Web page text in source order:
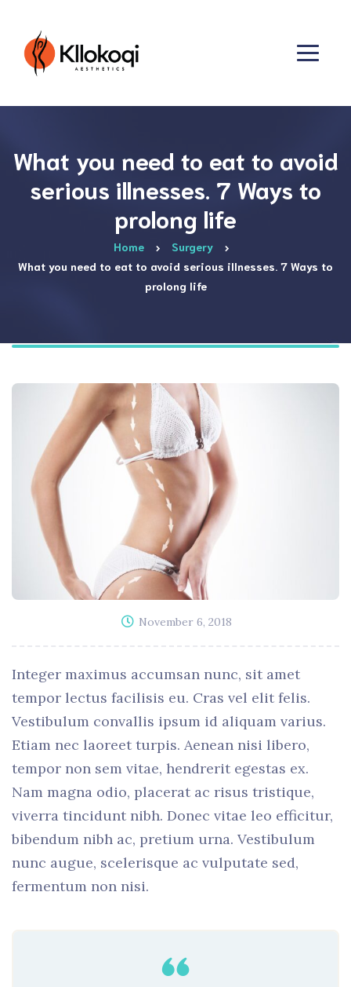
What you need to eat to avoid
serious illnesses. 7 Ways to
prolong life
Home
Surgery
What you need to eat to avoid serious illnesses. 7 Ways to
prolong life
November 6, 2018
Integer maximus accumsan nunc, sit amet
tempor lectus facilisis eu. Cras vel elit felis.
Vestibulum convallis ipsum id aliquam varius.
Etiam nec laoreet turpis. Aenean nisi libero,
tempor non sem vitae, hendrerit egestas ex.
Nam magna odio, placerat ac risus tristique,
viverra tincidunt nibh. Donec vitae leo efficitur,
bibendum nibh ac, pretium urna. Vestibulum
nunc augue, scelerisque ac vulputate sed,
fermentum non nisi.